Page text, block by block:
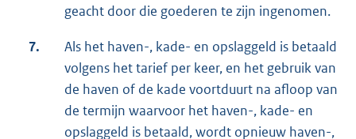
geacht door die goederen te zijn ingenomen.
7.
Als het haven-, kade- en opslaggeld is betaald
volgens het tarief per keer, en het gebruik van
de haven of de kade voortduurt na afloop van
de termijn waarvoor het haven-, kade- en
opslaggeld is betaald, wordt opnieuw haven-,